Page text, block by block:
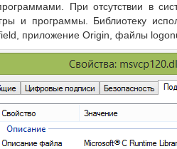
При отсутствии в
и программы. Библиотеку
приложение Origin, файлы